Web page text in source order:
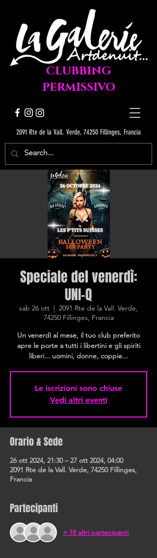
2091 Rte de la Vall. Verde, 74250 Fillinges, Francia
CLUBBING
PERMISSIVO
Speciale del venerdì:
UNI-Q
sab 26 ott
  |
2091 Rte de la Vall. Verde,
74250 Fillinges, Francia
Un venerdì al mese, il tuo club preferito
apre le porte a tutti i libertini e gli spiriti
liberi... uomini, donne, coppie...
Le iscrizioni sono chiuse
Vedi altri eventi
Orario & Sede
26 ott 2024, 21:30 – 27 ott 2024, 04:00
2091 Rte de la Vall. Verde, 74250 Fillinges,
Francia
Partecipanti
+ 18 altri partecipanti